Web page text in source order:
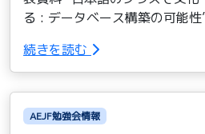
る : データベース構築の可能
続きを読む
AEJF勉強会情報